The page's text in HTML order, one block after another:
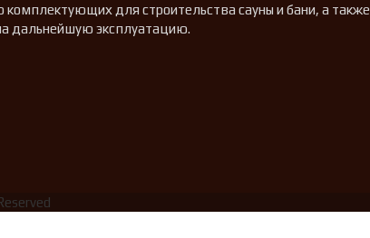
комплектующих для строительства сауны и бани, а также
дальнейшую эксплуатацию.